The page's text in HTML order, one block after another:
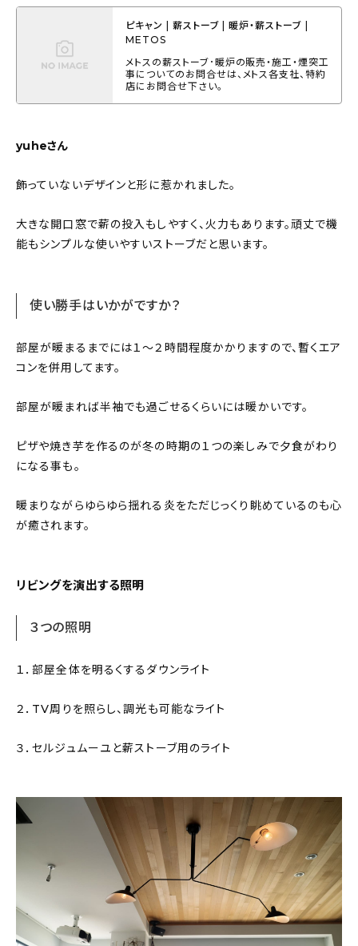
ピキャン | 薪ストーブ | 暖炉・薪ストーブ |
METOS
メトスの薪ストーブ･暖炉の販売・施工・煙突工
事についてのお問合せは、メトス各支社、特約
店にお問合せ下さい。
yuheさん
飾っていないデザインと形に惹かれました。
大きな開口窓で薪の投入もしやすく、火力もあります。頑丈で機
能もシンプルな使いやすいストーブだと思います。
使い勝手はいかがですか？
部屋が暖まるまでには１〜２時間程度かかりますので、暫くエア
コンを併用してます。
部屋が暖まれば半袖でも過ごせるくらいには暖かいです。
ピザや焼き芋を作るのが冬の時期の１つの楽しみで夕食がわり
になる事も。
暖まりながらゆらゆら揺れる炎をただじっくり眺めているのも心
が癒されます。
リビングを演出する照明
３つの照明
１．部屋全体を明るくするダウンライト
２．TV周りを照らし、調光も可能なライト
３．セルジュムーユと薪ストーブ用のライト